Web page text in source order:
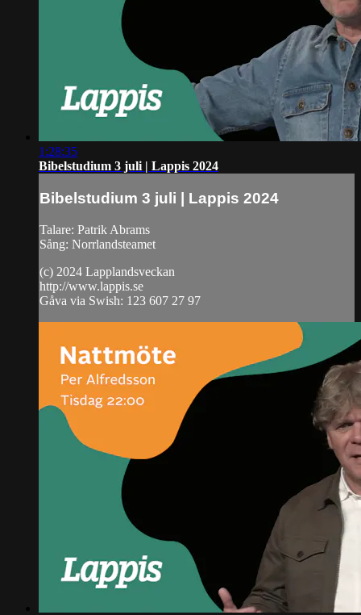
1:28:35
Bibelstudium 3 juli | Lappis 2024
Bibelstudium 3 juli | Lappis 2024
Talare: Patrik Abrams
Sång: Norrlandsteamet
(c) 2024 Lapplandsveckan
http://www.lappis.se
Gåva via Swish: 123 607 27 97